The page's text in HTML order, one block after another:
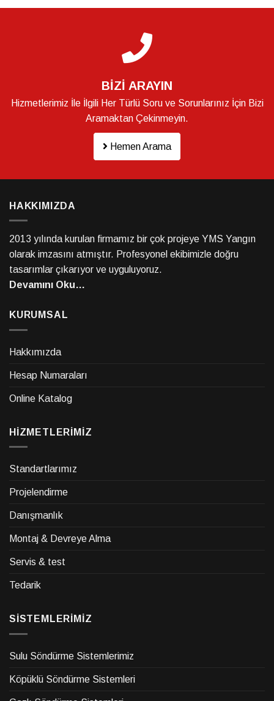
BİZİ ARAYIN
Hizmetlerimiz İle İlgili Her Türlü Soru ve Sorunlarınız İçin Bizi
Aramaktan Çekinmeyin.
Hemen Arama
HAKKIMIZDA
2013 yılında kurulan firmamız bir çok projeye YMS Yangın
olarak imzasını atmıştır. Profesyonel ekibimizle doğru
tasarımlar çıkarıyor ve uyguluyoruz.
Devamını Oku…
KURUMSAL
Hakkımızda
Hesap Numaraları
Online Katalog
HİZMETLERİMİZ
Standartlarımız
Projelendirme
Danışmanlık
Montaj & Devreye Alma
Servis & test
Tedarik
SİSTEMLERİMİZ
Sulu Söndürme Sistemlerimiz
Köpüklü Söndürme Sistemleri